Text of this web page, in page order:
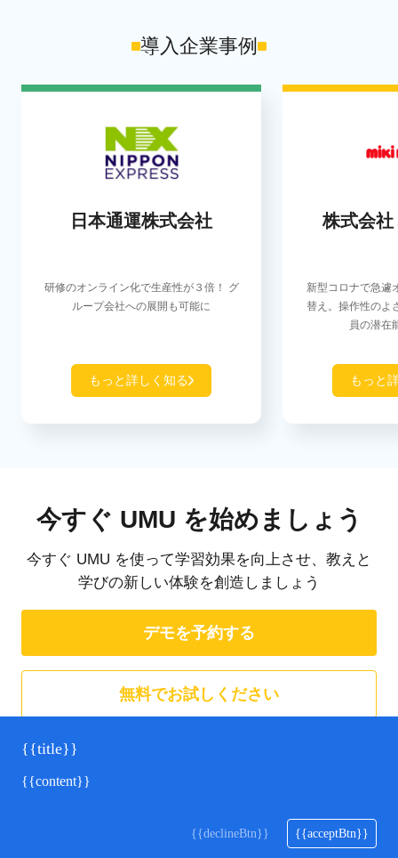
導入企業事例
日本通運株式会社
研修のオンライン化で生産性が３倍！ グ
ループ会社への展開も可能に
もっと詳しく知る
株式会
新型コロナで急遽
替え。操作性のよ
員の潜在
もっと
今すぐ UMU を始めましょう
今すぐ UMU を使って学習効果を向上させ、教えと
学びの新しい体験を創造しましょう
デモを予約する
無料でお試しください
{{title}}
{{content}}
{{declineBtn}} {{acceptBtn}}